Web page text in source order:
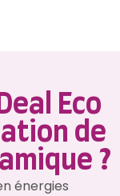
Eco
de
?
énergies